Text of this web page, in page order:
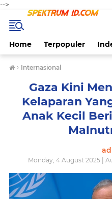
-->
Home Terpopuler
› Internasional
Gaza Kini
Kelaparan
Anak Kecil
Monday, 4 August 2025 |